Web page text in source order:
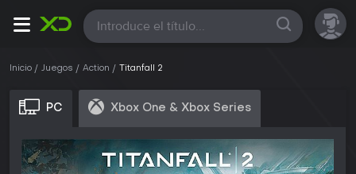
Todas
Inicio Juegos Action Titanfall 2
PC Xbox One & Xbox Series